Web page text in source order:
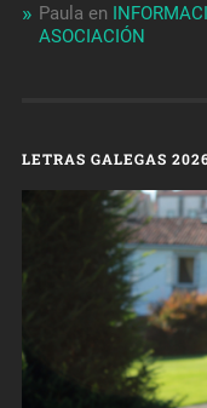
Paula en
ASOCIACIÓN
LETRAS GALEGAS